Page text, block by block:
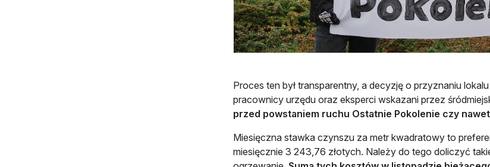
Proces ten był transparentny, a decyzję o przyznaniu
pracownicy urzędu oraz eksperci wskazani przez
przed powstaniem ruchu Ostatnie Pokolenie czy nawet
Miesięczna stawka czynszu za metr kwadratowy to
miesięcznie 3 243,76 złotych. Należy do tego doliczyć